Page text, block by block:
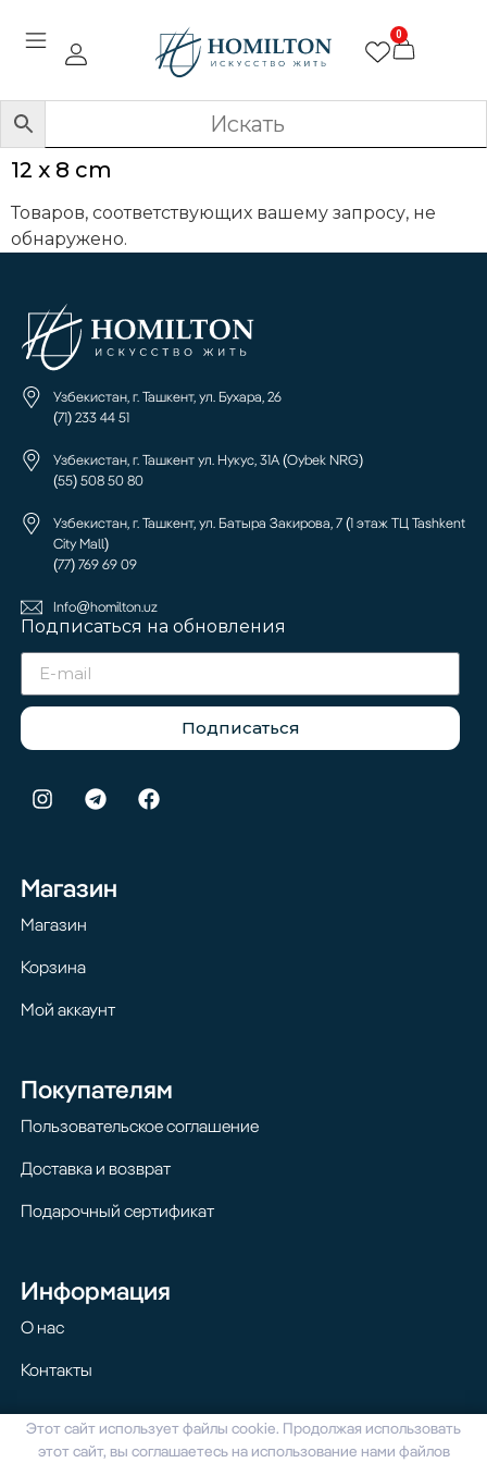
0
12 x 8 cm
Товаров, соответствующих вашему запросу, не
обнаружено.
Узбекистан, г. Ташкент, ул. Бухара, 26
(71) 233 44 51
Узбекистан, г. Ташкент ул. Нукус, 31А (Oybek NRG)
(55) 508 50 80
Узбекистан, г. Ташкент, ул. Батыра Закирова, 7 (1 этаж ТЦ Tashkent
City Mall)
(77) 769 69 09
Info@homilton.uz
Подписаться на обновления
Подписаться
Магазин
Магазин
Корзина
Мой аккаунт
Покупателям
Пользовательское соглашение
Доставка и возврат
Подарочный сертификат
Информация
О нас
Контакты
© 2024 Homilton. Все права защищены
Этот сайт использует файлы cookie. Продолжая использовать
этот сайт, вы соглашаетесь на использование нами файлов